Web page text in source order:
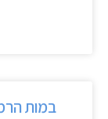
במות